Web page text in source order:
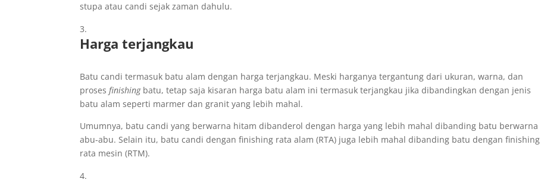
stupa atau candi sejak zaman dahulu.
Harga terjangkau
Batu candi termasuk batu alam dengan harga terjangkau. Meski harganya tergantung dari ukuran, warna, dan
prosesfinishingbatu, tetap saja kisaran harga batu alam ini termasuk terjangkau jika dibandingkan dengan jenis
batu alam seperti marmer dan granit yang lebih mahal.
Umumnya, batu candi yang berwarna hitam dibanderol dengan harga yang lebih mahal dibanding batu berwarna
abu-abu. Selain itu, batu candi dengan finishing rata alam (RTA) juga lebih mahal dibanding batu dengan finishing
rata mesin (RTM).